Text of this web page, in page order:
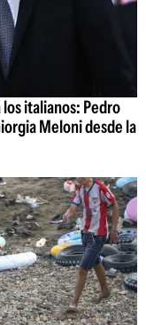
italianos: Pedro
Meloni desde la